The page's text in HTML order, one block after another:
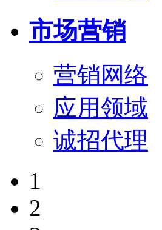
市场营销
营销网络
应用领域
诚招代理
1
2